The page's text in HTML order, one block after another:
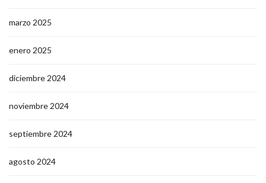
marzo 2025
enero 2025
diciembre 2024
noviembre 2024
septiembre 2024
agosto 2024